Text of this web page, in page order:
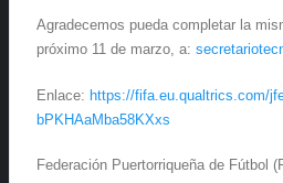
Agradecemos pueda completar la
próximo 11 de marzo, a:
Enlace: https://fifa.eu. qualtrics.com/
bPKHAaMba58KXxs
Federación Puertorriqueña de Fútbol